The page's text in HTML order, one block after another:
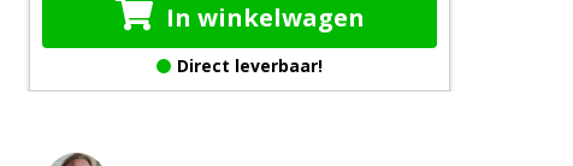
In winkelwagen
Direct leverbaar!